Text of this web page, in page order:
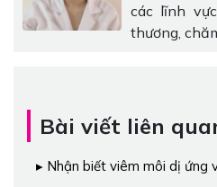
các lĩnh
thương,
Bài viết liên
Nhận biết viêm môi dị ứng